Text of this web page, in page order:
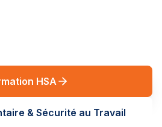
HSA
& Sécurité au Travail